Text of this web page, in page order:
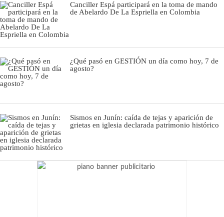
Canciller Espá participará en la toma de mando
de Abelardo De La Espriella en Colombia
¿Qué pasó en GESTIÓN un día como hoy, 7 de
agosto?
Sismos en Junín: caída de tejas y aparición de
grietas en iglesia declarada patrimonio histórico